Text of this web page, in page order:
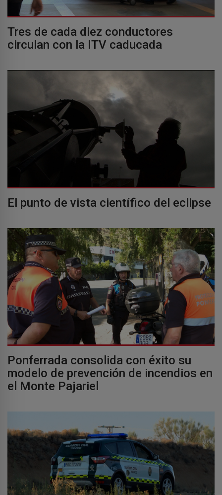
Tres de cada diez conductores
circulan con la ITV caducada
El punto de vista científico del eclipse
Ponferrada consolida con éxito su
modelo de prevención de incendios en
el Monte Pajariel